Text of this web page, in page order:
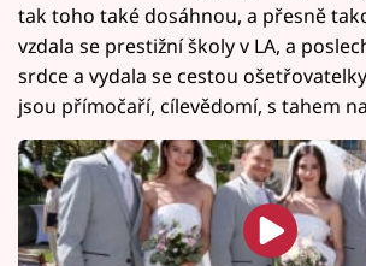
tak toho také dosáhnou, a přesně
vzdala se prestižní školy v LA, a
srdce a vydala se cestou
jsou přímočaří, cílevědomí, s tahem